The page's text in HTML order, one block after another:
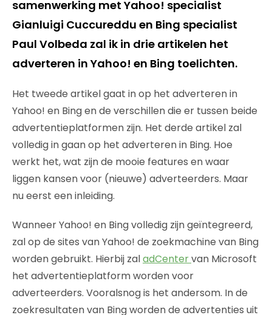
samenwerking met Yahoo! specialist
Gianluigi Cuccureddu en Bing specialist
Paul Volbeda zal ik in drie artikelen het
adverteren in Yahoo! en Bing toelichten.
Het tweede artikel gaat in op het adverteren in
Yahoo! en Bing en de verschillen die er tussen beide
advertentieplatformen zijn. Het derde artikel zal
volledig in gaan op het adverteren in Bing. Hoe
werkt het, wat zijn de mooie features en waar
liggen kansen voor (nieuwe) adverteerders. Maar
nu eerst een inleiding.
Wanneer Yahoo! en Bing volledig zijn geïntegreerd,
zal op de sites van Yahoo! de zoekmachine van Bing
worden gebruikt. Hierbij zaladCentervan Microsoft
het advertentieplatform worden voor
adverteerders. Vooralsnog is het andersom. In de
zoekresultaten van Bing worden de advertenties uit